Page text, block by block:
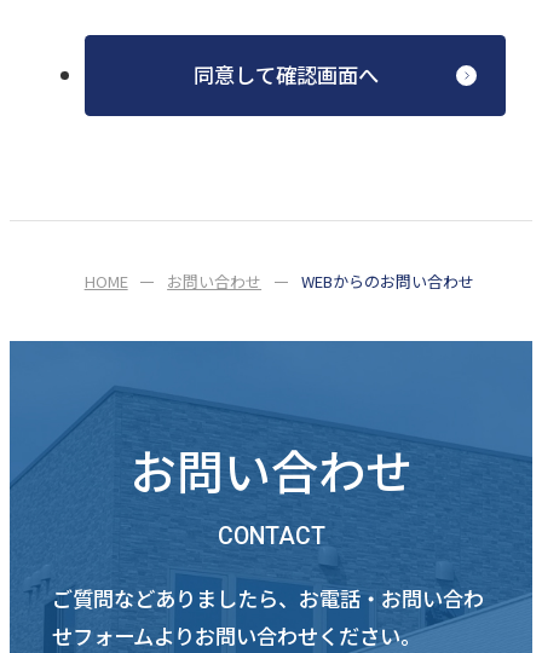
同意して確認画面へ
HOME お問い合わせ WEBからのお問い合わせ
お問い合わせ
CONTACT
ご質問などありましたら、お電話・お問い合わ
せフォームよりお問い合わせください。